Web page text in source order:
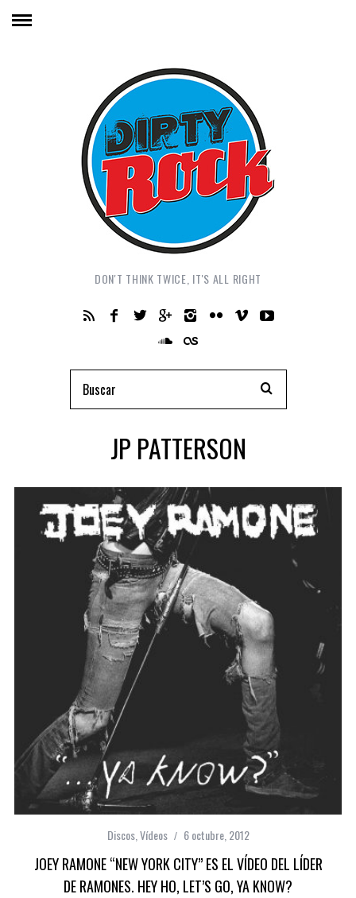
DON'T THINK TWICE, IT'S ALL RIGHT
JP PATTERSON
Discos, Vídeos 6 octubre, 2012
JOEY RAMONE “NEW YORK CITY” ES EL VÍDEO DEL LÍDER
DE RAMONES. HEY HO, LET’S GO, YA KNOW?